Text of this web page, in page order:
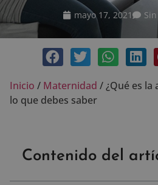
mayo 17, 2021
Inicio / Maternidad /¿Qué es la
lo que debes saber
Contenido del